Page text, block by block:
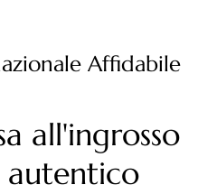
Affidabile
all'ingrosso
autentico